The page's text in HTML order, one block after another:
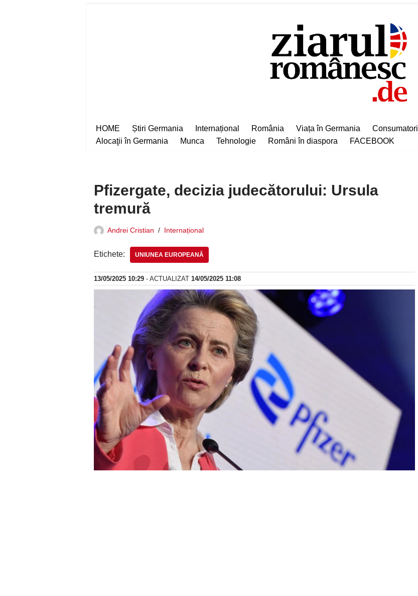
HOME Știri Germania Internațional România Viața în Germania Consumatori
Alocaţii în Germania
Munca Tehnologie Români în diaspora FACEBOOK
Pfizergate, decizia judecătorului: Ursula
tremură
Andrei Cristian Internațional
Etichete: UNIUNEA EUROPEANĂ
13/05/2025 10:29 - ACTUALIZAT 14/05/2025 11:08